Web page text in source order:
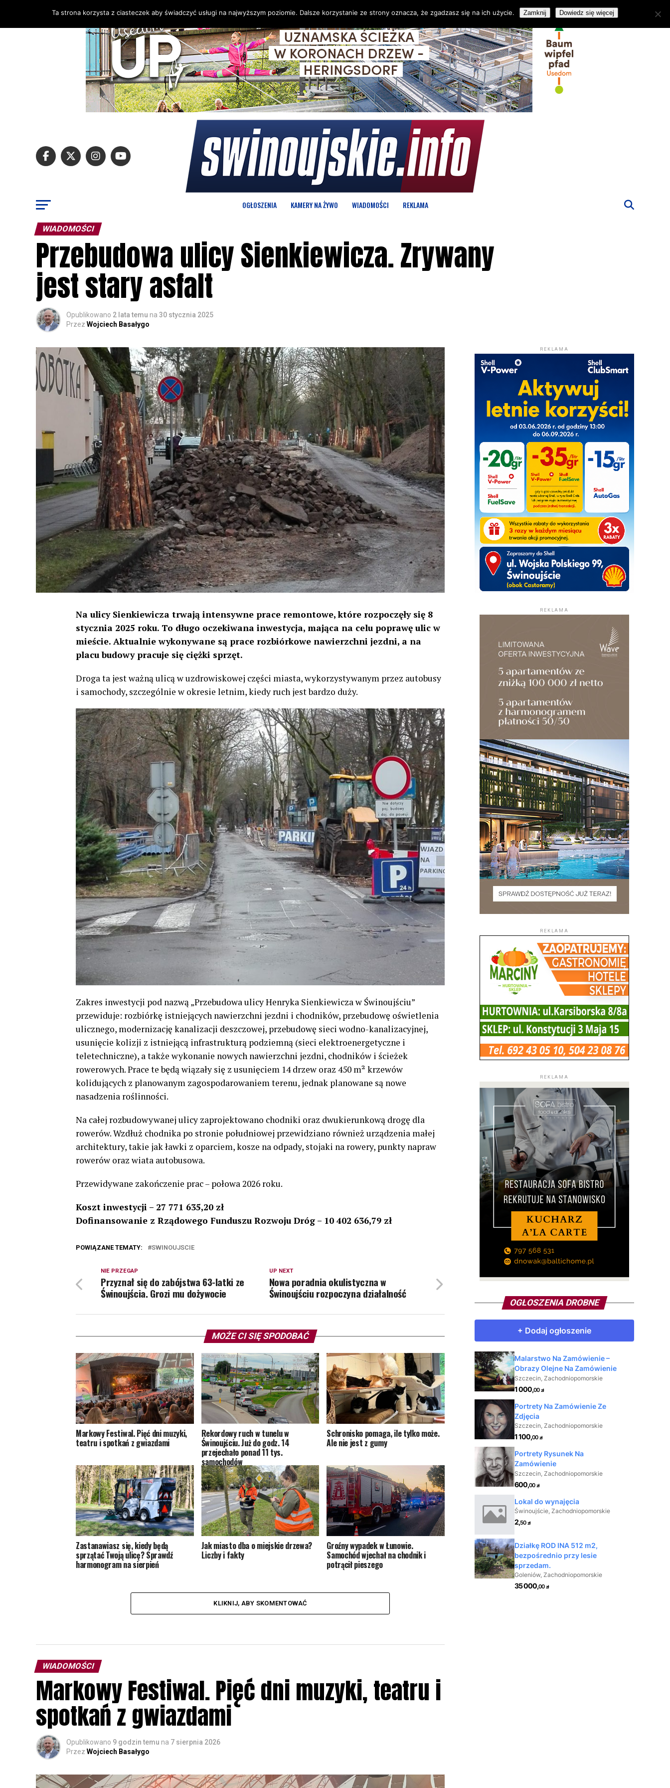
OGŁOSZENIA KAMERY NA ŻYWO WIADOMOŚCI REKLAMA
WIADOMOŚCI
Przebudowa ulicy Sienkiewicza. Zrywany
jest stary asfalt
Opublikowano 2 lata temu na 30 stycznia 2025
Przez Wojciech Basałygo
Na ulicy Sienkiewicza trwają intensywne prace remontowe, które rozpoczęły się 8
stycznia 2025 roku. To długo oczekiwana inwestycja, mająca na celu poprawę ulic w
mieście. Aktualnie wykonywane są prace rozbiórkowe nawierzchni jezdni, a na
placu budowy pracuje się ciężki sprzęt.
Droga ta jest ważną ulicą w uzdrowiskowej części miasta, wykorzystywanym przez autobusy
i samochody, szczególnie w okresie letnim, kiedy ruch jest bardzo duży.
Zakres inwestycji pod nazwą „Przebudowa ulicy Henryka Sienkiewicza w Świnoujściu”
przewiduje: rozbiórkę istniejących nawierzchni jezdni i chodników, przebudowę oświetlenia
ulicznego, modernizację kanalizacji deszczowej, przebudowę sieci wodno-kanalizacyjnej,
usunięcie kolizji z istniejącą infrastrukturą podziemną (sieci elektroenergetyczne i
teletechniczne), a także wykonanie nowych nawierzchni jezdni, chodników i ścieżek
rowerowych. Prace te będą wiązały się z usunięciem 14 drzew oraz 450 m² krzewów
kolidujących z planowanym zagospodarowaniem terenu, jednak planowane są nowe
nasadzenia roślinności.
Na całej rozbudowywanej ulicy zaprojektowano chodniki oraz dwukierunkową drogę dla
rowerów. Wzdłuż chodnika po stronie południowej przewidziano również urządzenia małej
architektury, takie jak ławki z oparciem, kosze na odpady, stojaki na rowery, punkty napraw
rowerów oraz wiata autobusowa.
Przewidywane zakończenie prac – połowa 2026 roku.
Koszt inwestycji – 27 771 635,20 zł
Dofinansowanie z Rządowego Funduszu Rozwoju Dróg – 10 402 636,79 zł
POWIĄZANE TEMATY: SWINOUJSCIE
UP NEXT
Nowa poradnia okulistyczna w
Świnoujściu rozpoczyna działalność
NIE PRZEGAP
Przyznał się do zabójstwa 63-latki ze
Świnoujścia. Grozi mu dożywocie
MOŻE CI SIĘ SPODOBAĆ
Markowy Festiwal. Pięć dni muzyki,
teatru i spotkań z gwiazdami
Rekordowy ruch w tunelu w
Świnoujściu. Już do godz. 14
przejechało ponad 11 tys.
samochodów
Schronisko pomaga, ile tylko może.
Ale nie jest z gumy
Zastanawiasz się, kiedy będą
sprzątać Twoją ulicę? Sprawdź
harmonogram na sierpień
Jak miasto dba o miejskie drzewa?
Liczby i fakty
Groźny wypadek w Łunowie.
Samochód wjechał na chodnik i
potrącił pieszego
KLIKNIJ, ABY SKOMENTOWAĆ
WIADOMOŚCI
Markowy Festiwal. Pięć dni muzyki, teatru i
spotkań z gwiazdami
Opublikowano 9 godzin temu na 7 sierpnia 2026
Przez Wojciech Basałygo
REKLAMA
REKLAMA
REKLAMA
REKLAMA
OGŁOSZENIA DROBNE
Ta strona korzysta z ciasteczek aby świadczyć usługi na najwyższym poziomie. Dalsze korzystanie ze strony oznacza, że zgadzasz się na ich użycie. Zamknij Dowiedz się więcej